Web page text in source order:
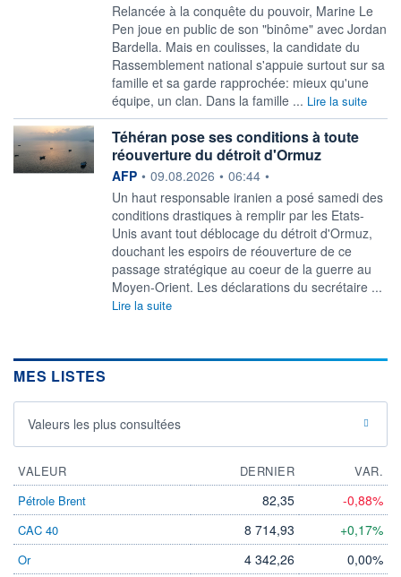
Relancée à la conquête du pouvoir, Marine Le
Pen joue en public de son "binôme" avec Jordan
Bardella. Mais en coulisses, la candidate du
Rassemblement national s'appuie surtout sur sa
famille et sa garde rapprochée: mieux qu'une
équipe, un clan. Dans la famille ... Lire la suite
Téhéran pose ses conditions à toute
réouverture du détroit d'Ormuz
information fournie par
AFP • 09.08.2026 • 06:44 •
Un haut responsable iranien a posé samedi des
conditions drastiques à remplir par les Etats-
Unis avant tout déblocage du détroit d'Ormuz,
douchant les espoirs de réouverture de ce
passage stratégique au coeur de la guerre au
Moyen-Orient. Les déclarations du secrétaire ...
Lire la suite
MES LISTES
Valeurs les plus consultées
VALEUR DERNIER
VAR.
Pétrole Brent
82,35 -0,88%
CAC 40 8 714,93 +0,17%
Or 4 342,26 0,00%